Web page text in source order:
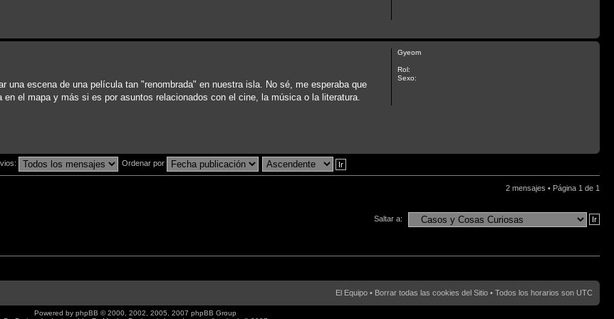
una escena de una película tan "renombrada" en nuestra isla. No sé, me esperaba que
el mapa y más si es por asuntos relacionados con el cine, la música o la literatura.
Gyeom
Rol:
Sexo:
Ordenar por
2 mensajes • Página 1 de 1
Saltar a:
El Equipo • Borrar todas las cookies del Sitio • Todos los horarios son UTC
Powered by phpBB © 2000, 2002, 2005, 2007 phpBB Group